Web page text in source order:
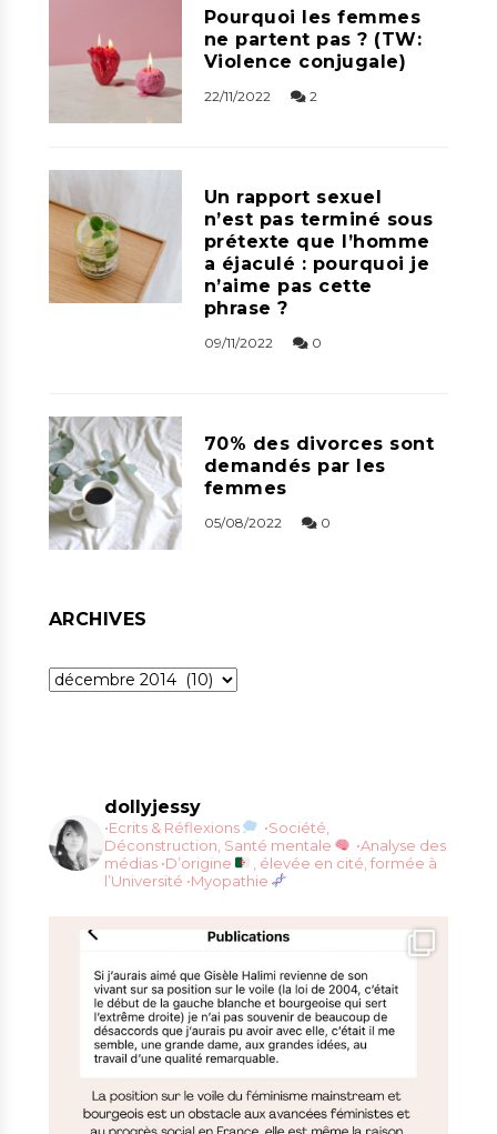
Pourquoi les femmes
ne partent pas ? (TW:
Violence conjugale)
22/11/2022 2
Un rapport sexuel
n’est pas terminé sous
prétexte que l’homme
a éjaculé : pourquoi je
n’aime pas cette
phrase ?
09/11/2022 0
70% des divorces sont
demandés par les
femmes
05/08/2022 0
ARCHIVES
Archives
dollyjessy
•Ecrits & Réflexions
•Société,
Déconstruction, Santé mentale
•Analyse des
médias •D’origine
, élevée en cité, formée à
l’Université •Myopathie